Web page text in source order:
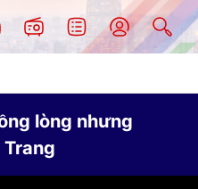
lòng nhưng